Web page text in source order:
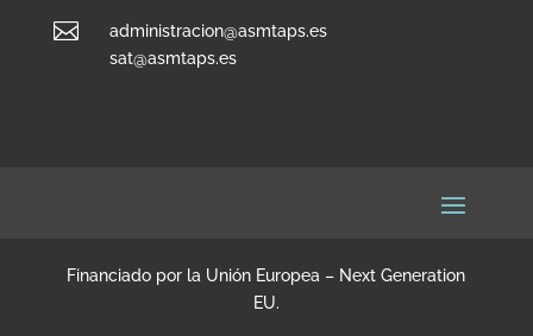

administracion@asmtaps.es
sat@asmtaps.es
Financiado por la Unión Europea – Next Generation
EU.